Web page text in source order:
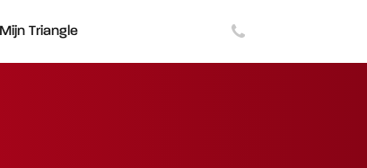
Mijn Triangle